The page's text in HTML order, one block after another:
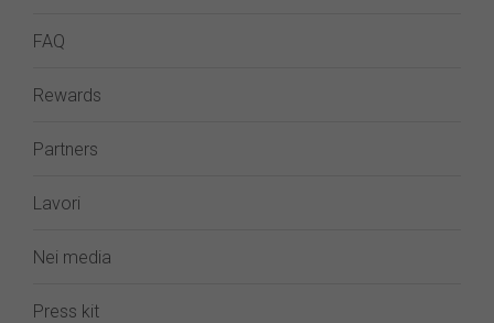
FAQ
Rewards
Partners
Lavori
Nei media
Press kit